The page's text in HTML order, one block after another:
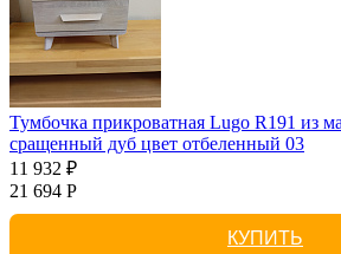
Тумбочка прикроватная Lugo R191 из
сращенный дуб цвет отбеленный 03
11 932 ₽
21 694 Р
КУПИТЬ